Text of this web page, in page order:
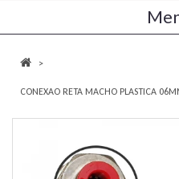
CONEXAO RETA MACHO PLASTICA